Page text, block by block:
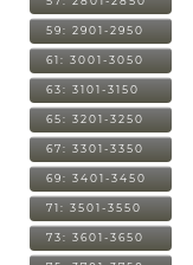
59: 2901-2950
61: 3001-3050
63: 3101-3150
65: 3201-3250
67: 3301-3350
69: 3401-3450
71: 3501-3550
73: 3601-3650